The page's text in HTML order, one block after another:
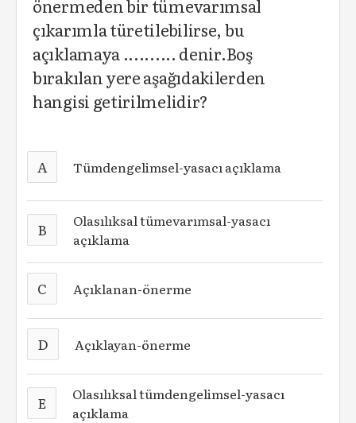
önermeden bir tümevarımsal
çıkarımla türetilebilirse, bu
açıklamaya .......... denir.Boş
bırakılan yere aşağıdakilerden
hangisi getirilmelidir?
A Tümdengelimsel-yasacı açıklama
B
Olasılıksal tümevarımsal-yasacı
açıklama
C Açıklanan-önerme
D Açıklayan-önerme
E
Olasılıksal tümdengelimsel-yasacı
açıklama